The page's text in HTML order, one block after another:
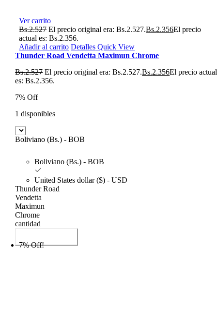
Ver carrito
Bs.2.527 El precio original era: Bs.2.527.Bs.2.356El precio
actual es: Bs.2.356.
Añadir al carrito Detalles Quick View
Thunder Road Vendetta Maximun Chrome
Bs.2.527 El precio original era: Bs.2.527.Bs.2.356El precio actual
es: Bs.2.356.
7% Off
1 disponibles
Boliviano (Bs.) - BOB
Boliviano (Bs.) - BOB
United States dollar ($) - USD
Thunder Road
Vendetta
Maximun
Chrome
cantidad
7% Off!